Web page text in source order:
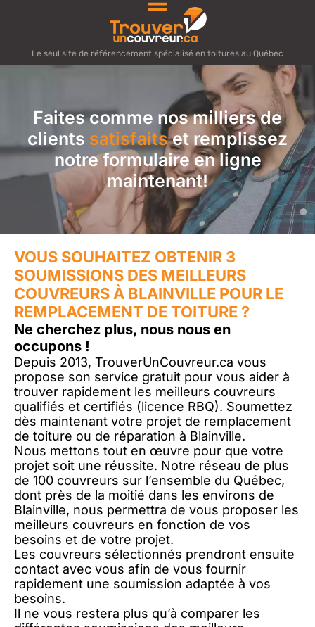
Le seul site de référencement spécialisé en toitures au Québec
Faites comme nos milliers de
clients satisfaitset remplissez
notre formulaire en ligne
maintenant!
VOUS SOUHAITEZ OBTENIR 3
SOUMISSIONS DES MEILLEURS
COUVREURS À BLAINVILLE POUR LE
REMPLACEMENT DE TOITURE ?
Ne cherchez plus, nous nous en
occupons !
Depuis 2013, TrouverUnCouvreur.ca vous
propose son service gratuit pour vous aider à
trouver rapidement les meilleurs couvreurs
qualifiés et certifiés (licence RBQ). Soumettez
dès maintenant votre projet de remplacement
de toiture ou de réparation à Blainville.
Nous mettons tout en œuvre pour que votre
projet soit une réussite. Notre réseau de plus
de 100 couvreurs sur l’ensemble du Québec,
dont près de la moitié dans les environs de
Blainville, nous permettra de vous proposer les
meilleurs couvreurs en fonction de vos
besoins et de votre projet.
Les couvreurs sélectionnés prendront ensuite
contact avec vous afin de vous fournir
rapidement une soumission adaptée à vos
besoins.
Il ne vous restera plus qu’à comparer les